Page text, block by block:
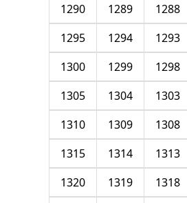
1288
1289
1290
1293
1294
1295
1298
1299
1300
1303
1304
1305
1308
1309
1310
1313
1314
1315
1318
1319
1320